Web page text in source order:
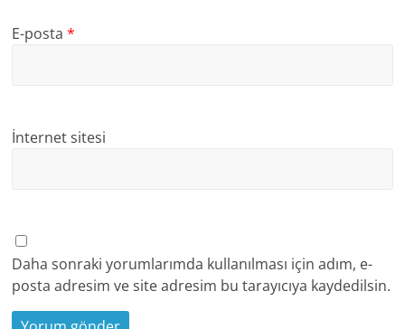
E-posta*
İnternet sitesi
Daha sonraki yorumlarımda kullanılması için adım, e-
posta adresim ve site adresim bu tarayıcıya kaydedilsin.